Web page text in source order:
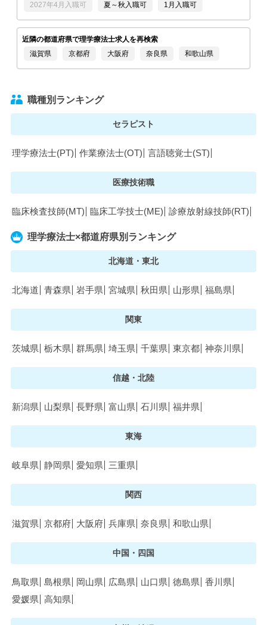
2027年4月入職可 夏～秋入職可 1月入職可
近隣の都道府県で理学療法士求人を再検索
滋賀県
京都府 大阪府 奈良県 和歌山県
職種別ランキング
セラピスト
理学療法士(PT) 作業療法士(OT) 言語聴覚士(ST)
医療技術職
臨床検査技師(MT) 臨床工学技士(ME) 診療放射線技師(RT)
理学療法士×都道府県別ランキング
北海道・東北
北海道 青森県 岩手県 宮城県 秋田県 山形県 福島県
関東
茨城県 栃木県 群馬県 埼玉県 千葉県 東京都 神奈川県
信越・北陸
新潟県 山梨県 長野県 富山県 石川県 福井県
東海
岐阜県 静岡県 愛知県 三重県
関西
滋賀県 京都府 大阪府 兵庫県 奈良県 和歌山県
中国・四国
鳥取県 島根県 岡山県 広島県 山口県 徳島県 香川県
愛媛県 高知県